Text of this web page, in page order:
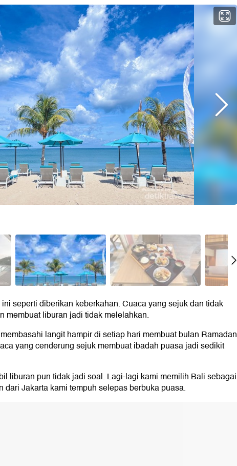
seperti diberikan keberkahan. Cuaca yang sejuk dan tidak
membuat liburan jadi tidak melelahkan.
langit hampir di setiap hari membuat bulan Ramadan
yang cenderung sejuk membuat ibadah puasa jadi sedikit
liburan pun tidak jadi soal. Lagi-lagi kami memilih Bali sebagai
Jakarta kami tempuh selepas berbuka puasa.